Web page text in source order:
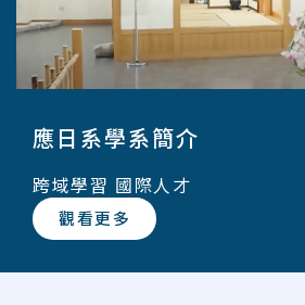
應日系學系簡介
跨域學習 國際人才
觀看更多